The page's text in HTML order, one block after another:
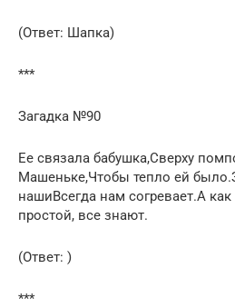
(Ответ: Шапка)
***
Загадка №90
Ее связала бабушка,Сверху
Машеньке,Чтобы тепло ей
нашиВсегда нам согревает.А как
простой, все знают.
(Ответ: )
***